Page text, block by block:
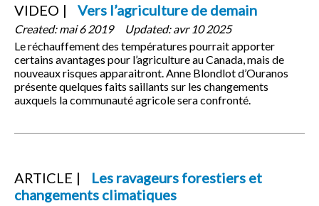
VIDEO Vers l’agriculture de demain
Created:mai 6 2019 Updated:avr 10 2025
Le réchauffement des températures pourrait apporter
certains avantages pour l’agriculture au Canada, mais de
nouveaux risques apparaitront. Anne Blondlot d’Ouranos
présente quelques faits saillants sur les changements
auxquels la communauté agricole sera confronté.
ARTICLE
Les ravageurs forestiers et
changements climatiques